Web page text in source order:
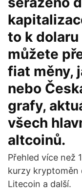
to k dolaru
můžete
fiat měny,
nebo
grafy,
všech
altcoinů.
Přehled více než
kurzy kryptoměn
Litecoin a další.